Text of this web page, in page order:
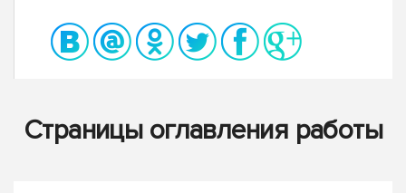
Страницы оглавления работы